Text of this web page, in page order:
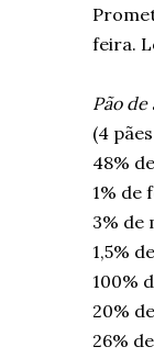
feira.
Pão de
(4
48%
1% de
3% de
1,5%
100%
20%
26%